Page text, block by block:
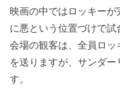
映画の中ではロッキー
に悪という位置づけで試
会場の観客は、全員ロ
を送りますが、サンダ
す。